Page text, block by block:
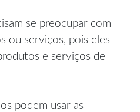
se preocupar com
ou serviços, pois eles
e serviços de
podem usar as